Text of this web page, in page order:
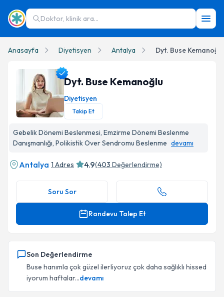
Doktor, klinik ara...
Anasayfa Diyetisyen Antalya Dyt. Buse Kemanoğlu
Dyt. Buse Kemanoğlu
Diyetisyen
Takip Et
Gebelik Dönemi Beslenmesi, Emzirme Dönemi Beslenme
Danışmanlığı, Polikistik Over Sendromu Beslenme devamı
Antalya 1 Adres 4.9(403 Değerlendirme)
Soru Sor
Randevu Talep Et
Son Değerlendirme
Buse hanımla çok güzel ilerliyoruz çok daha sağlıklı hissed
iyorum haftalar...devamı